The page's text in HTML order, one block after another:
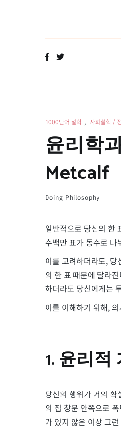
1000단어 철학 , 사회철학 /
윤리학
Metcalf
Doing Philosophy
일반적으로 당신의 한
수백만 표가 동수로 나
이를 고려하더라도, 당
의 한 표 때문에 달라
하더라도 당신에게는
이를 이해하기 위해,
1. 윤리적
당신의 행위가 거의
의 집 창문 안쪽으로
가 있지 않은 이상 그